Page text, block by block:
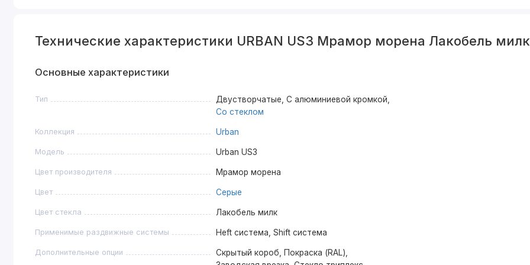
Технические характеристики URBAN US3 Мрамор морена Лакобель милк
Основные характеристики
Тип
Двустворчатые, С алюминиевой кромкой,
Со стеклом
Коллекция Urban
Модель Urban US3
Цвет производителя Мрамор морена
Цвет Серые
Цвет стекла Лакобель милк
Применимые раздвижные системы Heft система, Shift система
Дополнительные опции
Скрытый короб, Покраска (RAL),